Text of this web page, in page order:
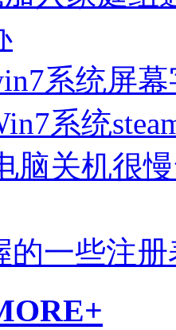
系统屏
系统
脑关机很
的一些注